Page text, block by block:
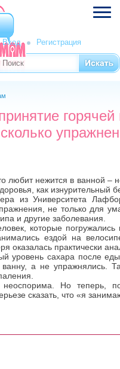
Вход Регистрация
поиска
любит нежится в ванной –
как изнурительный
из Университета
не только для
и другие заболевания.
которые
ездой на
оказалась практически
уровень сахара после
а не упражнялись.
неоспорима. Но теперь,
сказать, что «я